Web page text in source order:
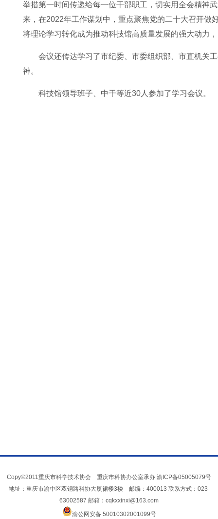
举措第一时间传递给每一位干部职工，切实用全会精神
来，在2022年工作谋划中，重点聚焦党的二十大召开做
将理论学习转化成为推动科技馆高质量发展的强大动力
会议还传达学习了市纪委、市委组织部、市直机关
神。
科技馆领导班子、中干等近30人参加了学习会议。
Copy©2011重庆市科学技术协会 重庆市科协办公室承办 渝ICP备05005079号
地址：重庆市渝中区双钢路科协大厦裙楼3楼 邮编：400013 联系方式：023-
63002587 邮箱：cqkxxinxi@163.com
渝公网安备 50010302001099号